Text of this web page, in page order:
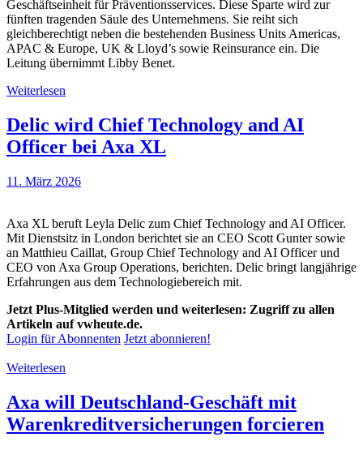
Geschäftseinheit für Präventionsservices. Diese Sparte wird zur
fünften tragenden Säule des Unternehmens. Sie reiht sich
gleichberechtigt neben die bestehenden Business Units Americas,
APAC & Europe, UK & Lloyd’s sowie Reinsurance ein. Die
Leitung übernimmt Libby Benet.
Weiterlesen
Delic wird Chief Technology and AI
Officer bei Axa XL
11. März 2026
Axa XL beruft Leyla Delic zum Chief Technology and AI Officer.
Mit Dienstsitz in London berichtet sie an CEO Scott Gunter sowie
an Matthieu Caillat, Group Chief Technology and AI Officer und
CEO von Axa Group Operations, berichten. Delic bringt langjährige
Erfahrungen aus dem Technologiebereich mit.
Jetzt Plus-Mitglied werden und weiterlesen: Zugriff zu allen
Artikeln auf vwheute.de.
Login für Abonnenten Jetzt abonnieren!
Weiterlesen
Axa will Deutschland-Geschäft mit
Warenkreditversicherungen forcieren